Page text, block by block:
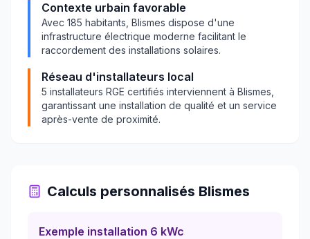
Contexte urbain favorable
Avec 185 habitants, Blismes dispose d'une
infrastructure électrique moderne facilitant le
raccordement des installations solaires.
Réseau d'installateurs local
5 installateurs RGE certifiés interviennent à Blismes
garantissant une installation de qualité et un service
après-vente de proximité.
Calculs personnalisés Blismes
Exemple installation 6 kWc